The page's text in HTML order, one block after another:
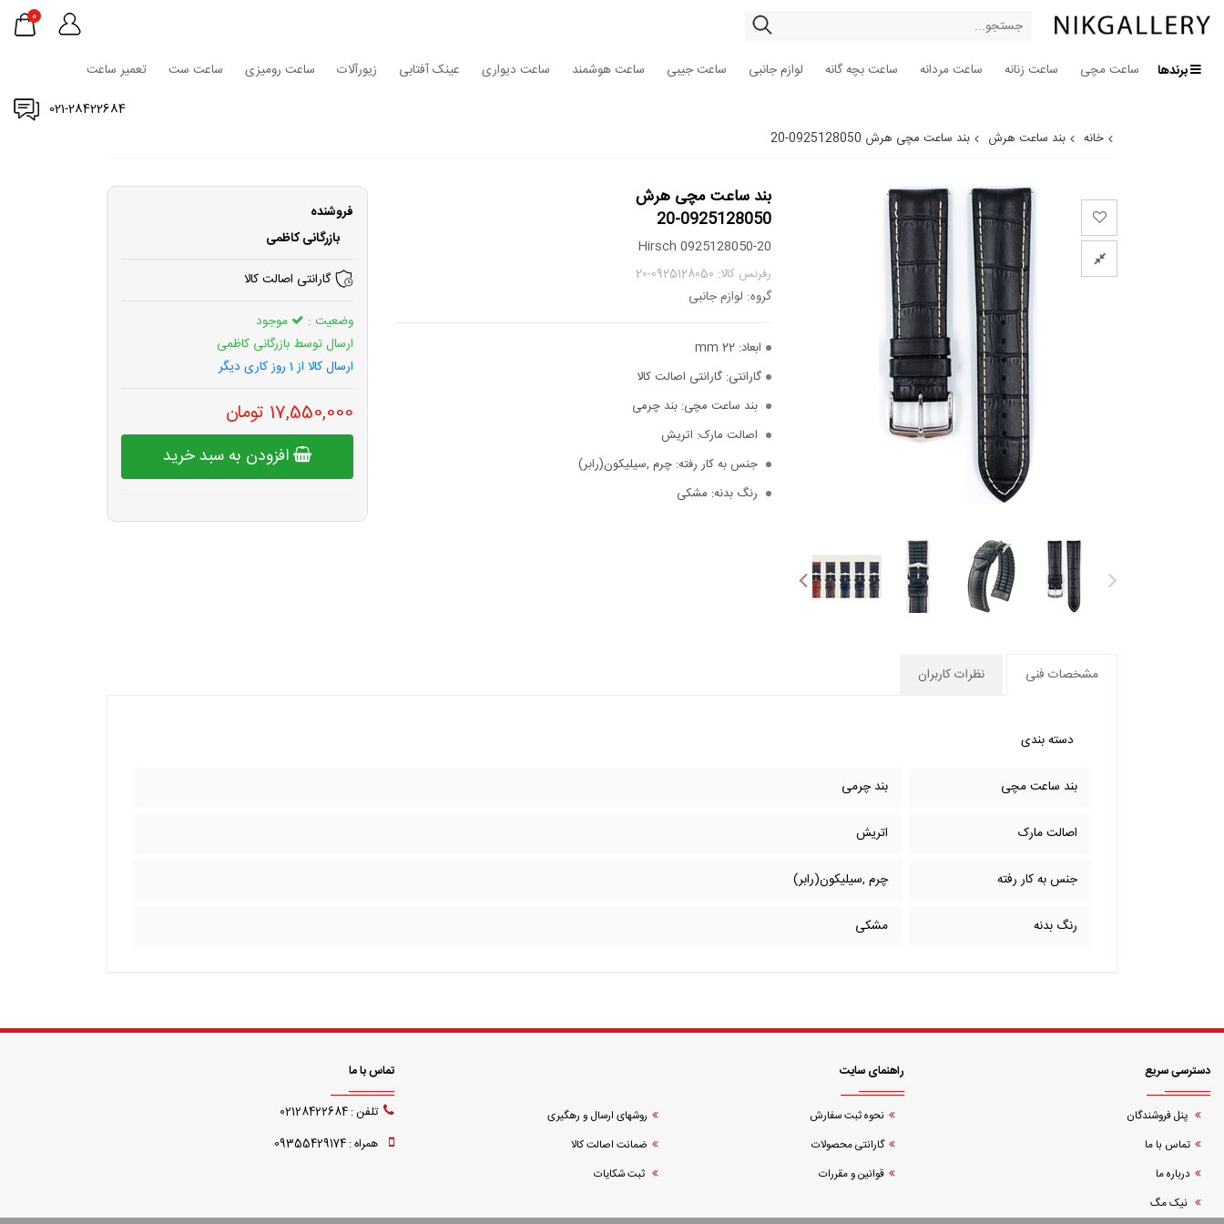
0
برندها ساعت مچی ساعت زنانه ساعت مردانه ساعت بچه گانه لوازم جانبی ساعت جیبی ساعت هوشمند ساعت دیواری عینک آفتابی زیورآلات ساعت رومیزی ساعت ست
تعمیر ساعت
021-28422684
خانه بند ساعت هرش بند ساعت مچی هرش 0925128050-20
بند ساعت مچی هرش
0925128050-20
Hirsch 0925128050-20
رفرنس کالا: 0925128050-20
گروه: لوازم جانبی
ابعاد:
گارانتی: گارانتی اصالت کالا
بند ساعت مچی: بند چرمی
اصالت مارک: اتریش
جنس به کار رفته: چرم ,سیلیکون(رابر)
رنگ بدنه: مشکی
فروشنده
بازرگانی کاظمی
گارانتی اصالت کالا
وضعیت :
موجود
ارسال توسط بازرگانی کاظمی
ارسال کالا از 1 روز کاری دیگر
17,550,000 تومان
افزودن به سبد خرید
مشخصات فنی نظرات کاربران
دسته بندی
بند ساعت مچی بند چرمی
اصالت مارک اتریش
جنس به کار رفته چرم ,سیلیکون(رابر)
رنگ بدنه مشکی
دسترسی سریع
پنل فروشندگان
تماس با ما
درباره ما
نیک مگ
راهنمای سایت
نحوه ثبت سفارش
روشهای ارسال و رهگیری
گارانتی محصولات
ضمانت اصالت کالا
قوانین و مقررات
ثبت شکایات
تماس با ما
تلفن : 02128422684
همراه : 09355429174